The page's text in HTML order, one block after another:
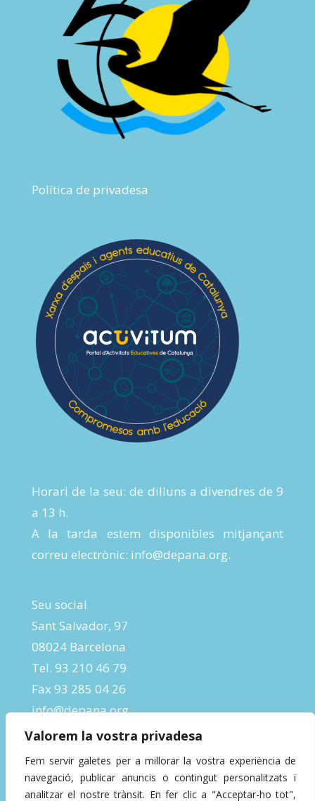
Valorem la vostra privadesa
Fem servir galetes per a millorar la vostra experiència de
navegació, publicar anuncis o contingut personalitzats i
analitzar el nostre trànsit. En fer clic a "Acceptar-ho tot",
Política de privadesa
Horari de la seu: de dilluns a divendres de 9
a 13 h.
A la tarda estem disponibles mitjançant
correu electrònic: info@depana.org.
Seu social
Sant Salvador, 97
08024 Barcelona
Tel. 93 210 46 79
Fax 93 285 04 26
info@depana.org